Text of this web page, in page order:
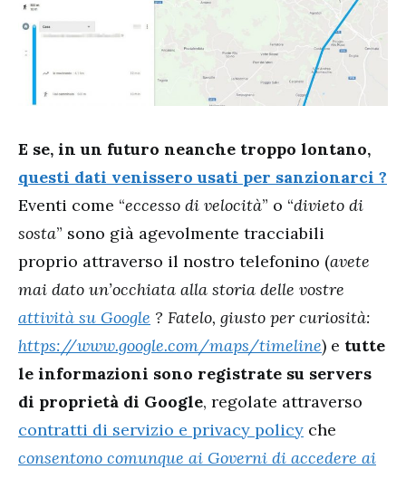
E se, in un futuro neanche troppo lontano,
questi dati venissero usati per sanzionarci ?
Eventi come “eccesso di velocità” o “divieto di
sosta” sono già agevolmente tracciabili
proprio attraverso il nostro telefonino (avete
mai dato un’occhiata alla storia delle vostre
attività su Google ? Fatelo, giusto per curiosità:
https://www.google.com/maps/timeline) e tutte
le informazioni sono registrate su servers
di proprietà di Google, regolate attraverso
contratti di servizio e privacy policy che
consentono comunque ai Governi di accedere ai